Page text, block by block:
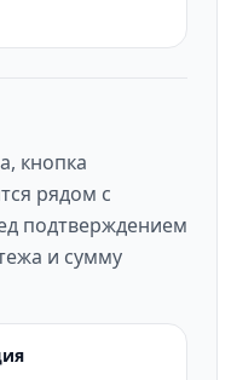
кнопка
рядом с
подтверждением
и сумму